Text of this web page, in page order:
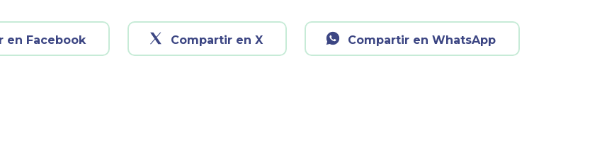
en Facebook Compartir en X Compartir en WhatsApp